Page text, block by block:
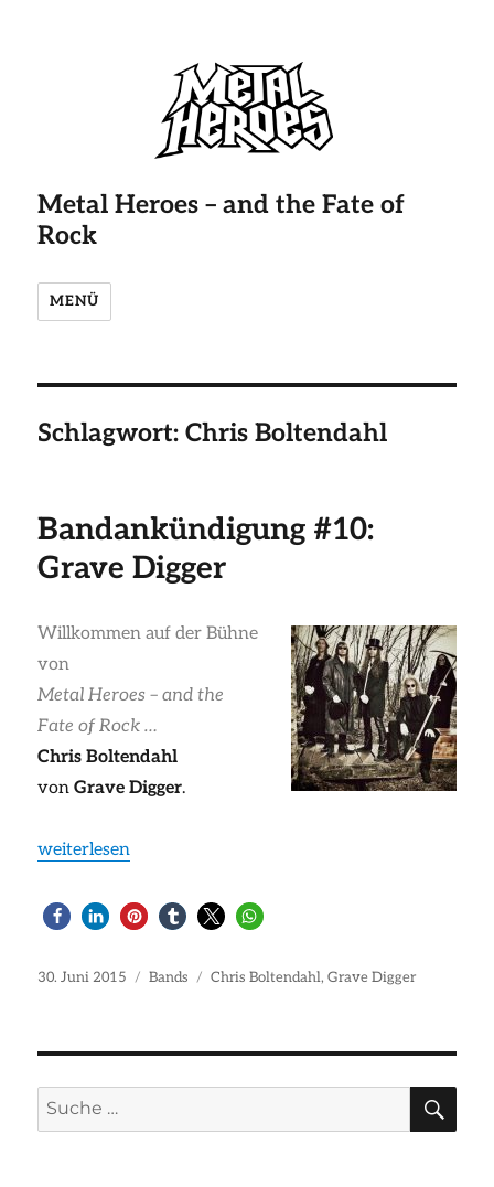
Metal Heroes – and the Fate of
Rock
MENÜ
Schlagwort:Chris Boltendahl
Bandankündigung #10:
Grave Digger
Willkommen auf der Bühne
von
Metal Heroes – and the
Fate of Rock …
Chris Boltendahl
vonGrave Digger.
„Bandankündigung #10: Grave Digger“
weiterlesen
Veröffentlicht
30. Juni 2015 Kategorien
Bands Schlagwörter
Chris Boltendahl,Grave Digger
Suche
nach: